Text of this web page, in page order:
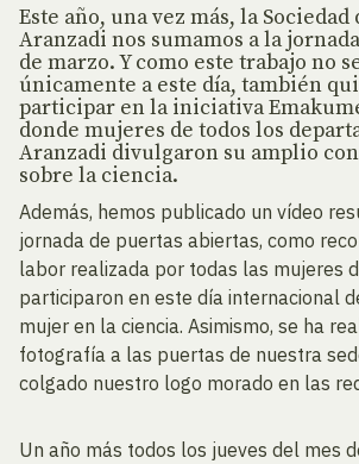
Este año, una vez más, la Sociedad
Aranzadi nos sumamos a la
de marzo. Y como este trabajo no
únicamente a este día, también
participar en la iniciativa
donde mujeres de todos los
Aranzadi divulgaron su amplio
sobre la ciencia.
Además, hemos publicado un vídeo
jornada de puertas abiertas, como
labor realizada por todas las mujeres
participaron en este día internacional
mujer en la ciencia. Asimismo, se ha
fotografía a las puertas de nuestra
colgado nuestro logo morado en las
Un año más todos los jueves del mes